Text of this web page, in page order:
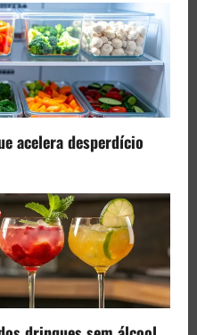
acelera desperdício